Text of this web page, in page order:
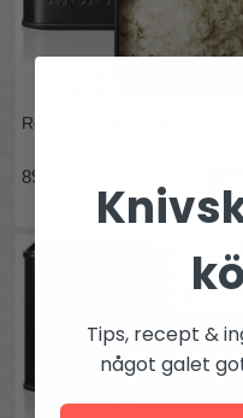
Rökt Salt Mill & Mortar
89 kr
Tips, recept &
något galet